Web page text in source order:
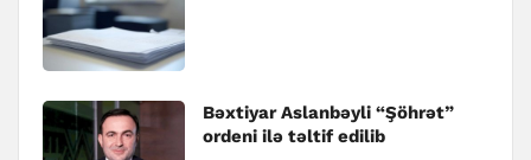
Bəxtiyar Aslanbəyli “Şöhrət”
ordeni ilə təltif edilib